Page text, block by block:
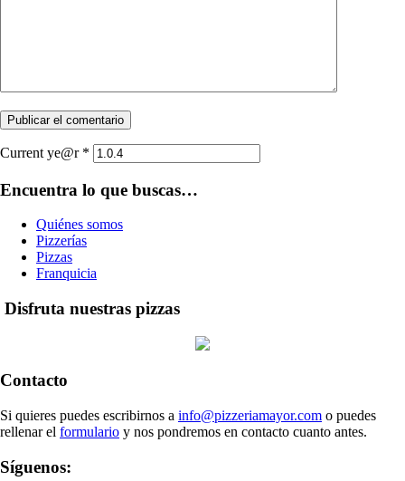
Current ye@r *
Encuentra lo que buscas…
Quiénes somos
Pizzerías
Pizzas
Franquicia
Disfruta nuestras pizzas
Contacto
Si quieres puedes escribirnos a info@pizzeriamayor.com o puedes
rellenar el formulario y nos pondremos en contacto cuanto antes.
Síguenos: